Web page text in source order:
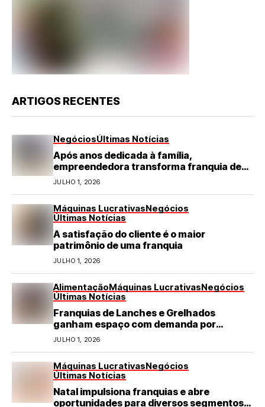
ARTIGOS RECENTES
NegóciosÚltimas Notícias
Após anos dedicada à família,
empreendedora transforma franquia de
turismo em negócio de destaque no RN
JULHO 1, 2026
Máquinas LucrativasNegócios
Últimas Notícias
A satisfação do cliente é o maior
patrimônio de uma franquia
JULHO 1, 2026
AlimentaçãoMáquinas LucrativasNegócios
Últimas Notícias
Franquias de Lanches e Grelhados
ganham espaço com demanda por
refeições rápidas e de qualidade
JULHO 1, 2026
Máquinas LucrativasNegócios
Últimas Notícias
Natal impulsiona franquias e abre
oportunidades para diversos segmentos